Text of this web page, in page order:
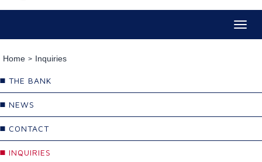
Home Inquiries
THE BANK
NEWS
CONTACT
INQUIRIES